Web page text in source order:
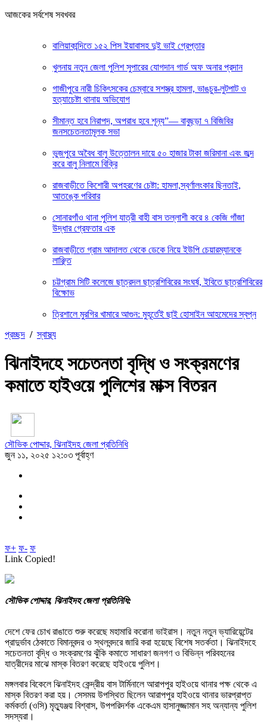
আজকের সর্বশেষ সবখবর
বালিয়াকান্দিতে ১৫২ পিস ইয়াবাসহ দুই ভাই গ্রেপ্তার
খুলনায় নতুন জেলা পুলিশ সুপারের যোগদান গার্ড অফ অনার প্রদান
গাজীপুরে নারী চিকিৎসকের চেম্বারে সশস্ত্র হামলা, ভাঙচুর-লুটপাট ও
হত্যাচেষ্টা থানায় অভিযোগ
সীমান্ত হবে নিরাপদ, অপরাধ হবে শূন্য”— বাবুছড়া ৭ বিজিবির
জনসচেতনতামূলক সভা
ভুজপুরে অবৈধ বালু উত্তোলন দায়ে ৫০ হাজার টাকা জরিমানা এবং জব্দ
করে বালু নিলামে বিক্রি
রাজবাড়ীতে কিশোরী অপহরণের চেষ্টা: হামলা,স্বর্ণালংকার ছিনতাই,
আতঙ্কে পরিবার
সোনারগাঁও থানা পুলিশ যাত্রী বাহী বাস তল্লাশী করে ৪ কেজি গাঁজা
উদ্ধার গ্রেফতার এক
রাজবাড়ীতে গ্রাম আদালত থেকে ডেকে নিয়ে ইউপি চেয়ারম্যানকে
লাঞ্ছিত
চট্টগ্রাম সিটি কলেজে ছাত্রদল ছাত্রশিবিরের সংঘর্ষ, ইবিতে ছাত্রশিবিরের
বিক্ষোভ
ত্রিশালে মুরগির খামারে আগুন: মুহূর্তেই ছাই হোসাইন আহমেদের স্বপ্ন
প্রচ্ছদ /স্বাস্থ্য
ঝিনাইদহে সচেতনতা বৃদ্ধি ও সংক্রমণের
কমাতে হাইওয়ে পুলিশের মাক্স বিতরন
সৌভিক পোদ্দার, ঝিনাইদহ জেলা প্রতিনিধি
জুন ১১, ২০২৫ ১২:০৩ পূর্বাহ্ণ
ফ+ ফ- ফ
Link Copied!
সৌভিক পোদ্দার, ঝিনাইদহ জেলা প্রতিনিধি:
দেশে ফের চোখ রাঙাতে শুরু করেছে মহামারি করোনা ভাইরাস। নতুন নতুন ভ্যারিয়েন্টের
প্রাদুর্ভাব ঠেকাতে বিমানবন্দর ও স্থলবন্দরে জারি করা হয়েছে বিশেষ সতর্কতা। ঝিনাইদহে
সচেতনতা বৃদ্ধি ও সংক্রমণের ঝুঁকি কমাতে সাধারণ জনগণ ও বিভিন্ন পরিবহনের
যাত্রীদের মাঝে মাস্ক বিতরণ করেছে হাইওয়ে পুলিশ।
মঙ্গলবার বিকেলে ঝিনাইদহ কেন্দ্রীয় বাস টার্মিনালে আরাপপুর হাইওয়ে থানার পক্ষ থেকে এ
মাস্ক বিতরণ করা হয়। সেসময় উপস্থিত ছিলেন আরাপপুর হাইওয়ে থানার ভারপ্রাপ্ত
কর্মকর্তা (ওসি) মৃত্যুঞ্জয় বিশ্বাস, উপপরিদর্শক একেএম হাসানুজ্জামান সহ অন্যান্য পুলিশ
সদস্যরা।